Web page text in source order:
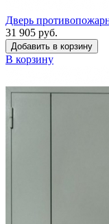
Дверь
31 905 руб.
Добавить в корзину
В корзину